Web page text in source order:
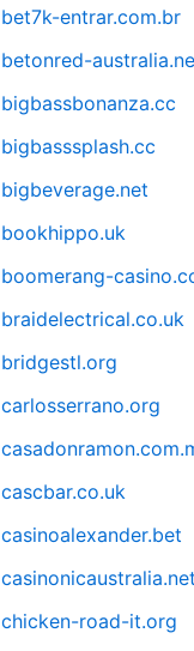
bet7k-entrar.com.br
betonred-
bigbassbonanza.cc
bigbasssplash.cc
bigbeverage.net
bookhippo.uk
boomerang-
braidelectrical.co.uk
bridgestl.org
carlosserrano.org
cascbar.co.uk
casinoalexander.bet
casinonicaustralia.net
chicken-road-it.org